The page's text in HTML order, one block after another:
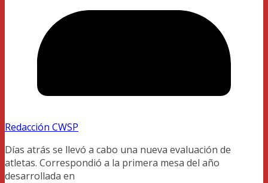
Redacción CWSP
Días atrás se llevó a cabo una nueva evaluación de
atletas. Correspondió a la primera mesa del año
desarrollada en